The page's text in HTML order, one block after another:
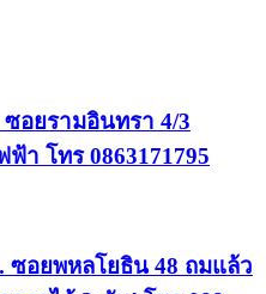
อยรามอินทรา 4/3
ฟ้า โทร 0863171795
ซอยพหลโยธิน 48 ถมแล้ว